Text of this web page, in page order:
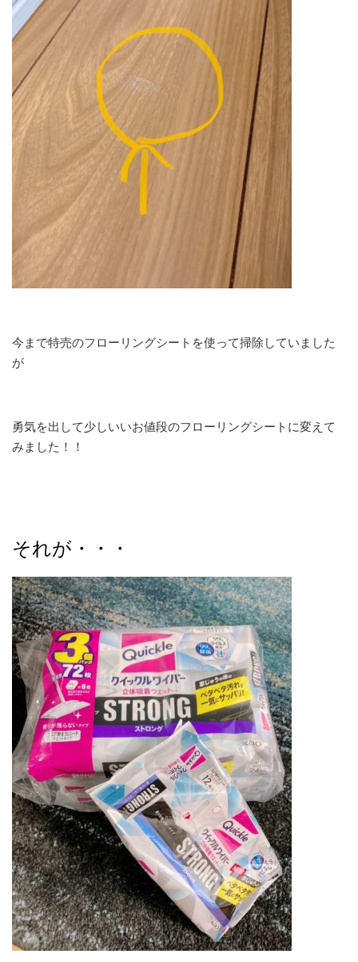
今まで特売のフローリングシートを使って掃除していました
が
勇気を出して少しいいお値段のフローリングシートに変えて
みました！！
それが・・・